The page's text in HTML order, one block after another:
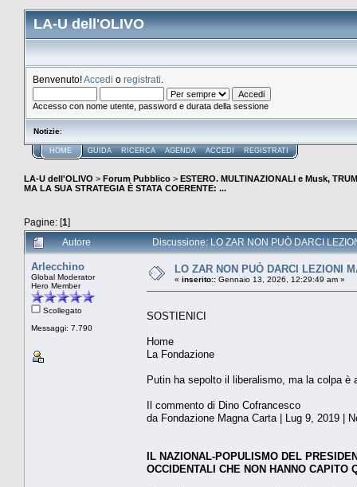
LA-U dell'OLIVO
Benvenuto!Accedi o registrati
Accesso con nome utente, password e durata della sessione
Notizie:
HOME GUIDA RICERCA AGENDA ACCEDI REGISTRATI
LA-U dell'OLIVO > Forum Pubblico > ESTERO. MULTINAZIONALI e Musk,
MA LA SUA STRATEGIA È STATA COERENTE: ...
Pagine: [1]
Autore
Discussione: LO ZAR NON PUÒ DARCI
Arlecchino
Global Moderator
Hero Member
Scollegato
Messaggi: 7.790
LO ZAR NON PUÒ DARCI LEZIONI
« inserito:: Gennaio 13, 2026, 12:29:49 am »
SOSTIENICI
Home
La Fondazione
Putin ha sepolto il liberalismo, ma la colpa è
Il commento di Dino Cofrancesco
da Fondazione Magna Carta | Lug 9, 2019 |
IL NAZIONAL-POPULISMO DEL
OCCIDENTALI CHE NON HANNO CAPITO